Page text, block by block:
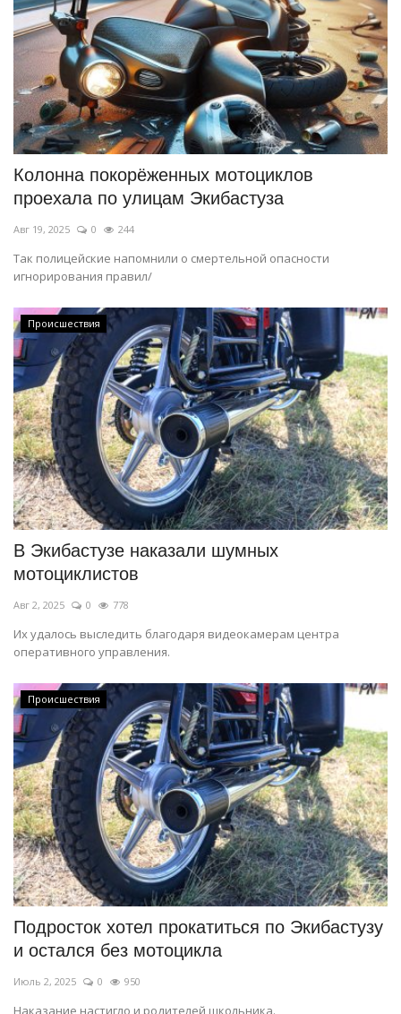
Колонна покорёженных мотоциклов
проехала по улицам Экибастуза
Авг 19, 2025 0 244
Так полицейские напомнили о смертельной опасности
игнорирования правил/
Происшествия
В Экибастузе наказали шумных
мотоциклистов
Авг 2, 2025 0 778
Их удалось выследить благодаря видеокамерам центра
оперативного управления.
Происшествия
Подросток хотел прокатиться по Экибастузу
и остался без мотоцикла
Июль 2, 2025 0 950
Наказание настигло и родителей школьника.